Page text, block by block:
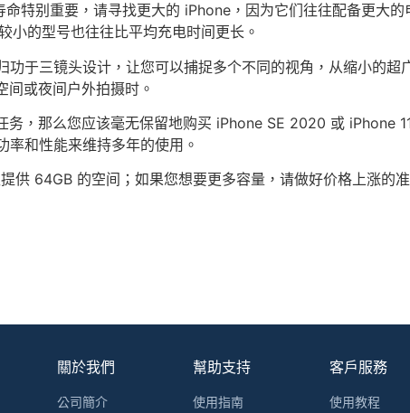
特别重要，请寻找更大的 iPhone，因为它们往往配备更大的
小的型号也往往比平均充电时间更长。
于三镜头设计，让您可以捕捉多个不同的视角，从缩小的超
或夜间户外拍摄时。
，那么您应该毫无保留地购买 iPhone SE 2020 或 iPhone
和性能来维持多年的使用。
64GB 的空间；如果您想要更多容量，请做好价格上涨的
關於我們
公司簡介
幫助支持
使用指南
客戶服務
使用教程